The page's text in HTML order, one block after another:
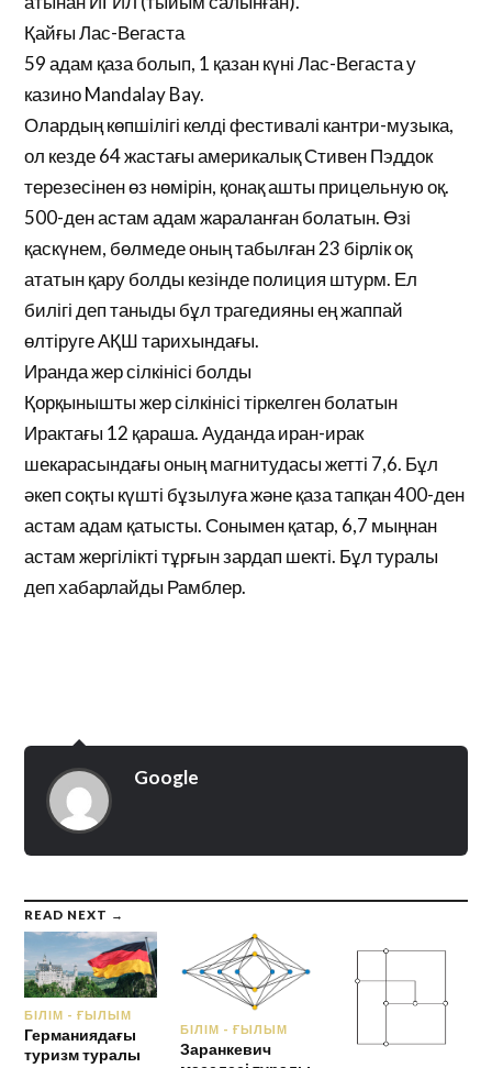
Қайғы Лас-Вегаста
59 адам қаза болып, 1 қазан күні Лас-Вегаста у
казино Mandalay Bay.
Олардың көпшілігі келді фестивалі кантри-музыка,
ол кезде 64 жастағы америкалық Стивен Пэддок
терезесінен өз нөмірін, қонақ ашты прицельную оқ.
500-ден астам адам жараланған болатын. Өзі
қаскүнем, бөлмеде оның табылған 23 бірлік оқ
ататын қару болды кезінде полиция штурм. Ел
билігі деп таныды бұл трагедияны ең жаппай
өлтіруге АҚШ тарихындағы.
Иранда жер сілкінісі болды
Қорқынышты жер сілкінісі тіркелген болатын
Ирактағы 12 қараша. Ауданда иран-ирак
шекарасындағы оның магнитудасы жетті 7,6. Бұл
әкеп соқты күшті бұзылуға және қаза тапқан 400-ден
астам адам қатысты. Сонымен қатар, 6,7 мыңнан
астам жергілікті тұрғын зардап шекті. Бұл туралы
деп хабарлайды Рамблер.
Google
READ NEXT →
БІЛІМ - ҒЫЛЫМ
Германиядағы
туризм туралы
БІЛІМ - ҒЫЛЫМ
Заранкевич